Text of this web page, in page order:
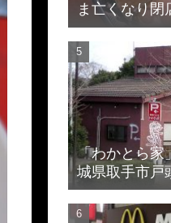
ま亡くなり
市豊住
「わかとら
城県取手市戸